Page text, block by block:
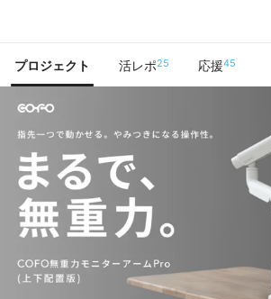
プロジェクト 活レポ25 応援45